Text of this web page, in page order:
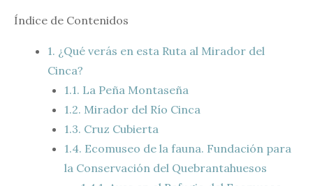
Índice de Contenidos
1. ¿Qué verás en esta Ruta al Mirador del
Cinca?
1.1. La Peña Montaseña
1.2. Mirador del Río Cinca
1.3. Cruz Cubierta
1.4. Ecomuseo de la fauna. Fundación para
la Conservación del Quebrantahuesos